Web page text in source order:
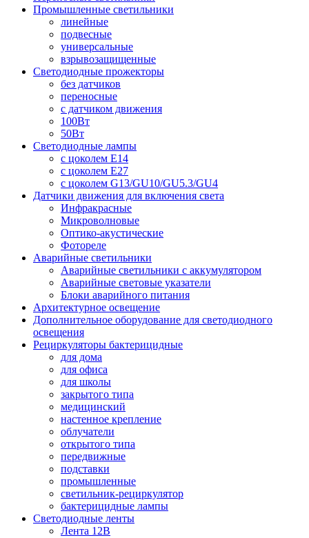
Промышленные светильники
линейные
подвесные
универсальные
взрывозащищенные
Светодиодные прожекторы
без датчиков
переносные
с датчиком движения
100Вт
50Вт
Светодиодные лампы
с цоколем E14
с цоколем E27
с цоколем G13/GU10/GU5.3/GU4
Датчики движения для включения света
Инфракрасные
Микроволновые
Оптико-акустические
Фотореле
Аварийные светильники
Аварийные светильники с аккумулятором
Аварийные световые указатели
Блоки аварийного питания
Архитектурное освещение
Дополнительное оборудование для светодиодного
освещения
Рециркуляторы бактерицидные
для дома
для офиса
для школы
закрытого типа
медицинский
настенное крепление
облучатели
открытого типа
передвижные
подставки
промышленные
светильник-рециркулятор
бактерицидные лампы
Светодиодные ленты
Лента 12В